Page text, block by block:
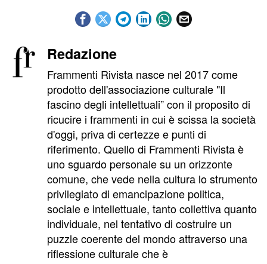
Redazione
Frammenti Rivista nasce nel 2017 come
prodotto dell'associazione culturale "Il
fascino degli intellettuali” con il proposito di
ricucire i frammenti in cui è scissa la società
d'oggi, priva di certezze e punti di
riferimento. Quello di Frammenti Rivista è
uno sguardo personale su un orizzonte
comune, che vede nella cultura lo strumento
privilegiato di emancipazione politica,
sociale e intellettuale, tanto collettiva quanto
individuale, nel tentativo di costruire un
puzzle coerente del mondo attraverso una
riflessione culturale che è